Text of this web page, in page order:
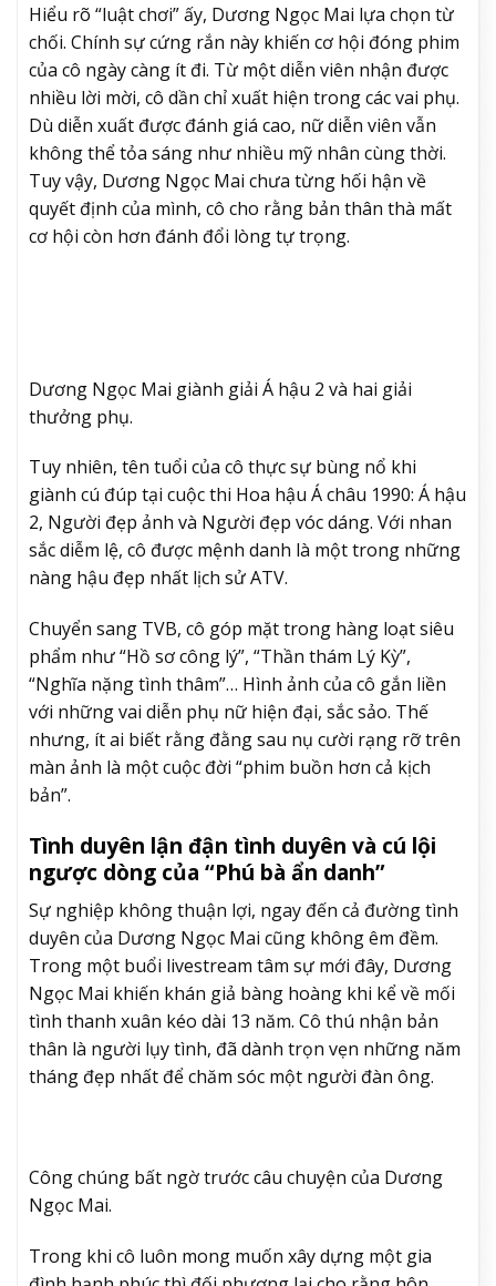
Hiểu rõ “luật chơi” ấy, Dương Ngọc Mai lựa chọn từ
chối. Chính sự cứng rắn này khiến cơ hội đóng phim
của cô ngày càng ít đi. Từ một diễn viên nhận được
nhiều lời mời, cô dần chỉ xuất hiện trong các vai phụ.
Dù diễn xuất được đánh giá cao, nữ diễn viên vẫn
không thể tỏa sáng như nhiều mỹ nhân cùng thời.
Tuy vậy, Dương Ngọc Mai chưa từng hối hận về
quyết định của mình, cô cho rằng bản thân thà mất
cơ hội còn hơn đánh đổi lòng tự trọng.
Dương Ngọc Mai giành giải Á hậu 2 và hai giải
thưởng phụ.
Tuy nhiên, tên tuổi của cô thực sự bùng nổ khi
giành cú đúp tại cuộc thi Hoa hậu Á châu 1990: Á hậu
2, Người đẹp ảnh và Người đẹp vóc dáng. Với nhan
sắc diễm lệ, cô được mệnh danh là một trong những
nàng hậu đẹp nhất lịch sử ATV.
Chuyển sang TVB, cô góp mặt trong hàng loạt siêu
phẩm như “Hồ sơ công lý”, “Thần thám Lý Kỳ”,
“Nghĩa nặng tình thâm”… Hình ảnh của cô gắn liền
với những vai diễn phụ nữ hiện đại, sắc sảo. Thế
nhưng, ít ai biết rằng đằng sau nụ cười rạng rỡ trên
màn ảnh là một cuộc đời “phim buồn hơn cả kịch
bản”.
Tình duyên lận đận tình duyên và cú lội
ngược dòng của “Phú bà ẩn danh”
Sự nghiệp không thuận lợi, ngay đến cả đường tình
duyên của Dương Ngọc Mai cũng không êm đềm.
Trong một buổi livestream tâm sự mới đây, Dương
Ngọc Mai khiến khán giả bàng hoàng khi kể về mối
tình thanh xuân kéo dài 13 năm. Cô thú nhận bản
thân là người lụy tình, đã dành trọn vẹn những năm
tháng đẹp nhất để chăm sóc một người đàn ông.
Công chúng bất ngờ trước câu chuyện của Dương
Ngọc Mai.
Trong khi cô luôn mong muốn xây dựng một gia